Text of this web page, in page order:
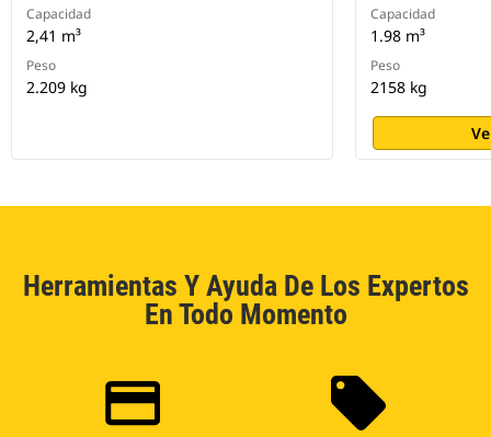
Capacidad
2,41 m³
Peso
2.209 kg
Capacidad
1.98 m³
Peso
2158 kg
Herramientas Y Ayuda De Los Expertos
En Todo Momento